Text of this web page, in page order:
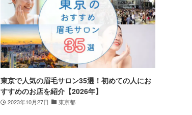
東京で人気の眉毛サロン35選！初めての人にお
すすめのお店を紹介【2026年】
2023年10月27日 東京都